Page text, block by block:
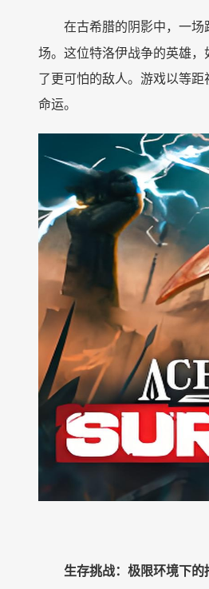
在古希腊的阴影中，一
场。这位特洛伊战争的英雄
了更可怕的敌人。游戏以等
命运。
生存挑战：极限环境下的